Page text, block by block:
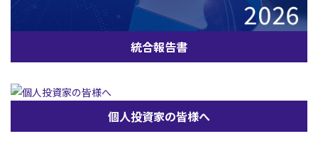
統合報告書
個人投資家の皆様へ